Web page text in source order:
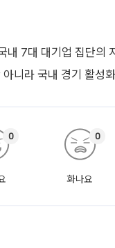
내 7대 대기업 집단의
니라 국내 경기 활성
0
화나요
0